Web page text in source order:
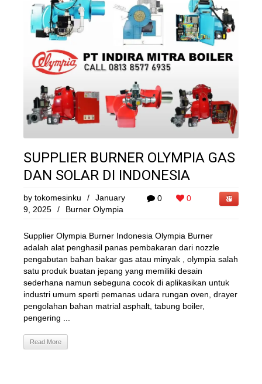
SUPPLIER BURNER OLYMPIA GAS
DAN SOLAR DI INDONESIA
0 0
by tokomesinku /
January
9, 2025
/ Burner Olympia
Supplier Olympia Burner Indonesia Olympia Burner
adalah alat penghasil panas pembakaran dari nozzle
pengabutan bahan bakar gas atau minyak , olympia salah
satu produk buatan jepang yang memiliki desain
sederhana namun sebeguna cocok di aplikasikan untuk
industri umum sperti pemanas udara rungan oven, drayer
pengolahan bahan matrial asphalt, tabung boiler,
pengering ...
Read More